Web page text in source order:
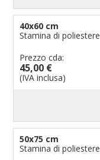
40x60 cm
Stamina di poliestere
Prezzo cda:
45,00 €
(IVA inclusa)
50x75 cm
Stamina di poliestere